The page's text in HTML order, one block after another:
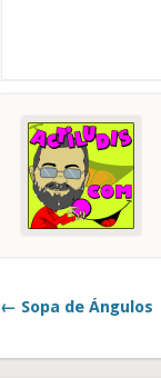
← Sopa de Ángulos